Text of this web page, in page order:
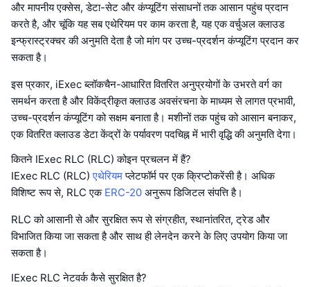
और मापनीय एक्सेस, डेटा-सेट और कंप्यूटिंग संसाधनों तक आसान पहुंच प्रदान
करते है, और चूंकि यह सब एथेरियम पर काम करता है, यह एक वर्चुअल क्लाउड
इन्फ्रास्ट्रक्चर की अनुमति देता है जो मांग पर उच्च-प्रदर्शन कंप्यूटिंग प्रदान कर
सकता है।
इस प्रकार, iExec ब्लॉकचैन-आधारित वितरित अनुप्रयोगों के उभरते वर्ग का
समर्थन करता है और विकेंद्रीकृत क्लाउड अवसंरचना के माध्यम से लागत प्रभावी,
उच्च-प्रदर्शन कंप्यूटिंग को सक्षम बनाता है। मशीनों तक पहुंच को आसान बनाकर,
एक वितरित क्लाउड डेटा केंद्रों के पर्यावरण पदचिह्न में भारी वृद्धि की अनुमति देगा।
कितने IExec RLC (RLC) कोइन प्रचलन में हैं?
IExec RLC (RLC)एथेरियमप्लेटफॉर्म पर एक क्रिप्टोकरेंसी है। अधिक
विशिष्ट रूप से, RLC एक ERC-20 अनुरूप डिजिटल संपत्ति है।
RLC को आसानी से और सुरक्षित रूप से संग्रहीत, स्थानांतरित, ट्रेड और
विभाजित किया जा सकता है और साथ ही लेनदेन करने के लिए उपयोग किया जा
सकता है।
IExec RLC नेटवर्क कैसे सुरक्षित है?